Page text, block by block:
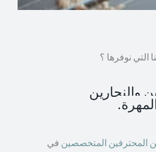
التي نوفرها ؟
والنجارين
المحترفين المتخصصين في